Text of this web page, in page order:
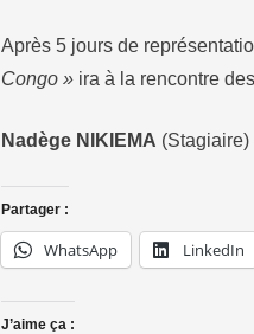
Après 5 jours de
Congo » ira à la rencontre
Nadège NIKIEMA
Partager :
WhatsApp LinkedIn
J’aime ça :